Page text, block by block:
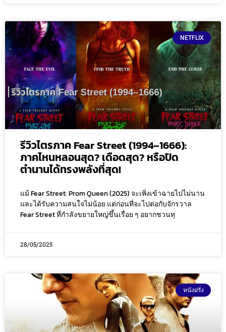
NETFLIX
รีวิวไตรภาค Fear Street (1994–1666):
ภาคไหนหลอนสุด? เดือดสุด? หรือปิด
ตำนานได้ทรงพลังที่สุด!
แม้ Fear Street: Prom Queen (2025) จะเพิ่งเข้าฉายไปไม่นาน
และได้รับความสนใจไม่น้อย แต่ก่อนที่จะไปต่อกับจักรวาล
Fear Street ที่กำลังขยายใหญ่ขึ้นเรื่อย ๆ อยากชวนทุ
28/05/2025
หนังฝรั่ง